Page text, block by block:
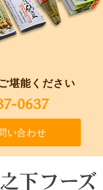
堪能ください
0637
い合わせ